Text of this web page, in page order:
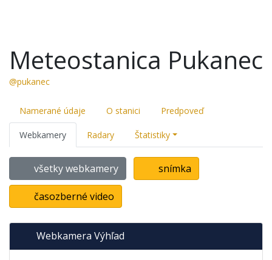
Meteostanica Pukanec
@pukanec
Namerané údaje O stanici Predpoveď
Webkamery Radary Štatistiky
všetky webkamery snímka
časozberné video
Webkamera Výhľad